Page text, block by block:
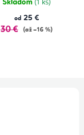
Skladom (1 ks)
od 25 €
30 € (až –16 %)